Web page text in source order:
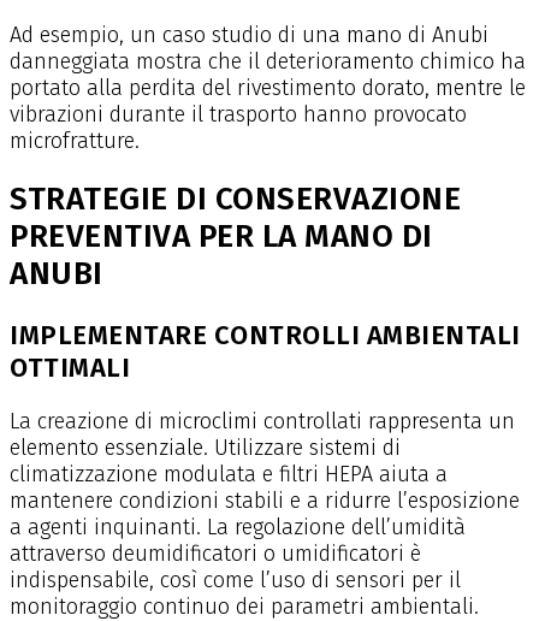
Ad esempio, un caso studio di una mano di Anubi
danneggiata mostra che il deterioramento chimico ha
portato alla perdita del rivestimento dorato, mentre le
vibrazioni durante il trasporto hanno provocato
microfratture.
STRATEGIE DI CONSERVAZIONE
PREVENTIVA PER LA MANO DI
ANUBI
IMPLEMENTARE CONTROLLI AMBIENTALI
OTTIMALI
La creazione di microclimi controllati rappresenta un
elemento essenziale. Utilizzare sistemi di
climatizzazione modulata e filtri HEPA aiuta a
mantenere condizioni stabili e a ridurre l’esposizione
a agenti inquinanti. La regolazione dell’umidità
attraverso deumidificatori o umidificatori è
indispensabile, così come l’uso di sensori per il
monitoraggio continuo dei parametri ambientali.